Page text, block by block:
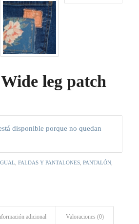
leg patch
disponible porque no quedan
FALDAS Y PANTALONES, PANTALÓN,
adicional Valoraciones (0)